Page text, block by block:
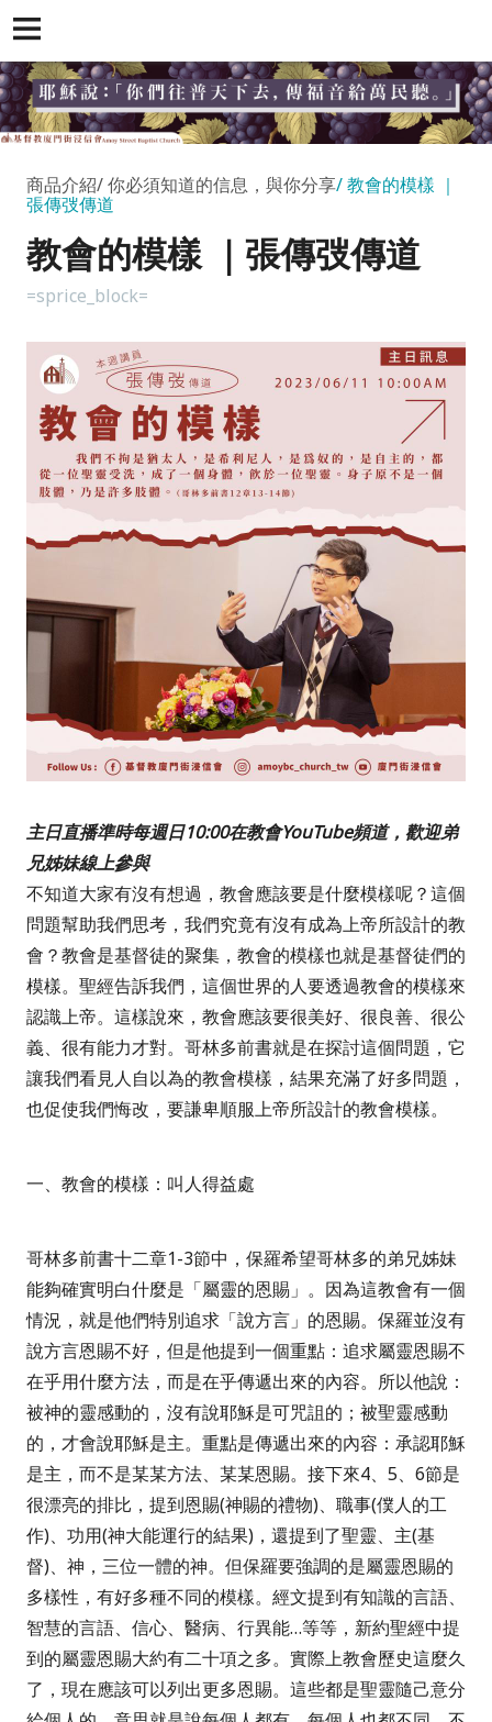
商品介紹 你必須知道的信息，與你分享 教會的模樣 ｜
張傳弢傳道
教會的模樣 ｜張傳弢傳道
=sprice_block=
主日直播準時每週日10:00在教會YouTube頻道，歡迎弟
兄姊妹線上參與
不知道大家有沒有想過，教會應該要是什麼模樣呢？這個
問題幫助我們思考，我們究竟有沒有成為上帝所設計的教
會？教會是基督徒的聚集，教會的模樣也就是基督徒們的
模樣。聖經告訴我們，這個世界的人要透過教會的模樣來
認識上帝。這樣說來，教會應該要很美好、很良善、很公
義、很有能力才對。哥林多前書就是在探討這個問題，它
讓我們看見人自以為的教會模樣，結果充滿了好多問題，
也促使我們悔改，要謙卑順服上帝所設計的教會模樣。
一、教會的模樣：叫人得益處
哥林多前書十二章1-3節中，保羅希望哥林多的弟兄姊妹
能夠確實明白什麼是「屬靈的恩賜」。因為這教會有一個
情況，就是他們特別追求「說方言」的恩賜。保羅並沒有
說方言恩賜不好，但是他提到一個重點：追求屬靈恩賜不
在乎用什麼方法，而是在乎傳遞出來的內容。所以他說：
被神的靈感動的，沒有說耶穌是可咒詛的；被聖靈感動
的，才會說耶穌是主。重點是傳遞出來的內容：承認耶穌
是主，而不是某某方法、某某恩賜。 接下來4、 5、 6節是
很漂亮的排比，提到恩賜(神賜的禮物)、職事(僕人的工
作)、功用(神大能運行的結果) ，還提到了聖靈、主(基
督)、神，三位一體的神。但保羅要強調的是屬靈恩賜的
多樣性，有好多種不同的模樣。經文提到有知識的言語、
智慧的言語、信心、醫病、行異能…等等，新約聖經中提
到的屬靈恩賜大約有二十項之多。實際上教會歷史這麼久
了，現在應該可以列出更多恩賜。這些都是聖靈隨己意分